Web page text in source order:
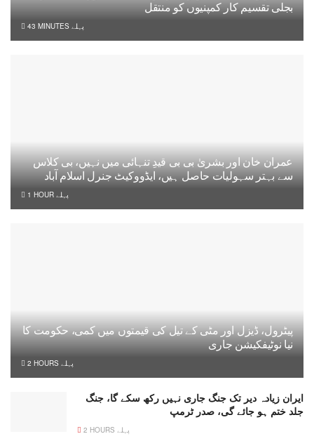
بجلی تقسیم کار کمپنیوں کو منتقل
43 MINUTES پہلے
عمران خان اور بشریٰ بی بی قیدِ تنہائی میں نہیں، بی کلاس
سے بہتر سہولیات حاصل ہیں، ایڈووکیٹ جنرل اسلام آباد
1 HOUR پہلے
پیٹرول، ڈیزل اور مٹی کے تیل کی قیمتوں میں کمی، حکومت کا
نیا نوٹیفکیشن جاری
2 HOURS پہلے
ایران زیادہ دیر تک جنگ جاری نہیں رکھ سکے گا، جنگ
جلد ختم ہو جائے گی، صدر ٹرمپ
2 HOURS پہلے